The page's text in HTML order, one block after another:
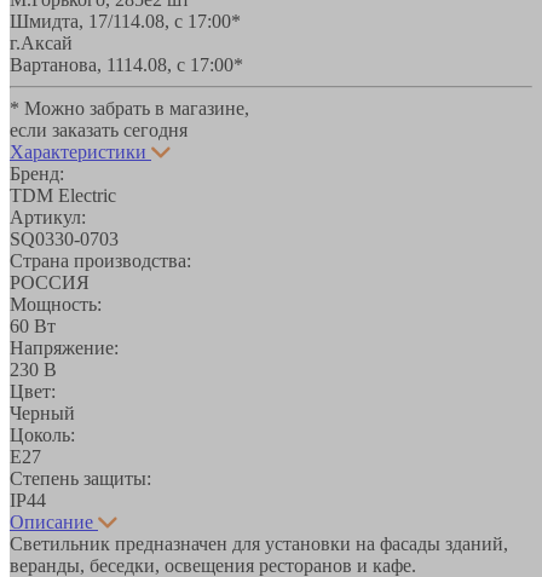
Шмидта, 17/114.08, с 17:00*
г.Аксай
Вартанова, 1114.08, с 17:00*
* Можно забрать в магазине,
если заказать сегодня
Характеристики
Бренд:
TDM Electric
Артикул:
SQ0330-0703
Страна производства:
РОССИЯ
Мощность:
60 Вт
Напряжение:
230 В
Цвет:
Черный
Цоколь:
E27
Степень защиты:
IP44
Описание
Светильник предназначен для установки на фасады зданий,
веранды, беседки, освещения ресторанов и кафе.